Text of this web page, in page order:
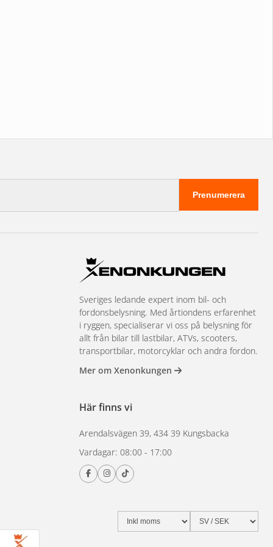
Prenumerera
Sveriges ledande expert inom bil- och
fordonsbelysning. Med årtiondens erfarenhet
i ryggen, specialiserar vi oss på belysning för
allt från bilar till lastbilar, ATVs, scooters,
transportbilar, motorcyklar och andra fordon.
Mer om Xenonkungen
Här finns vi
Arendalsvägen 39, 434 39 Kungsbacka
Vardagar: 08:00 - 17:00